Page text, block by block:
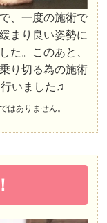
、一度の施術で
まり良い姿勢に
た。このあと、
り切る為の施術
行いました♫
はありません。